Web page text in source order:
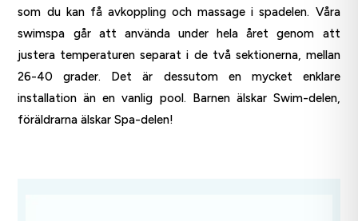
som du kan få avkoppling och massage i spadelen. Våra
swimspa går att använda under hela året genom att
justera temperaturen separat i de två sektionerna, mellan
26-40 grader. Det är dessutom en mycket enklare
installation än en vanlig pool. Barnen älskar Swim-delen,
föräldrarna älskar Spa-delen!